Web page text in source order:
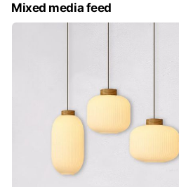
Mixed media feed